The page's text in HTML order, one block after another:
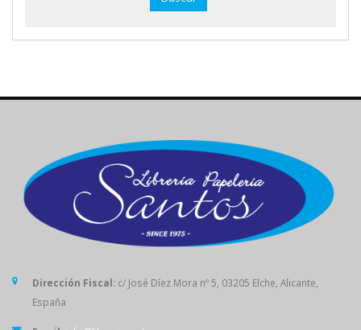
Dirección Fiscal: c/ José Díez Mora nº 5, 03205 Elche, Alicante,
España